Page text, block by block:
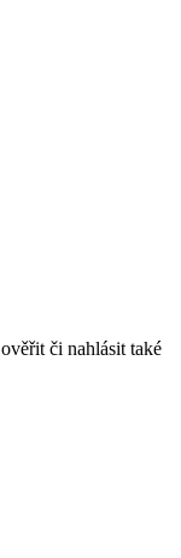
či nahlásit také